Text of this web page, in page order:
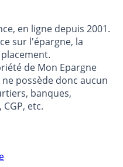
en ligne depuis 2001.
sur l'épargne, la
de Mon Epargne
possède donc aucun
banques,